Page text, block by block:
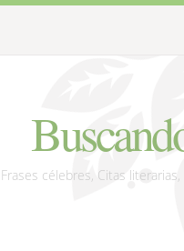
Frases célebres, Citas